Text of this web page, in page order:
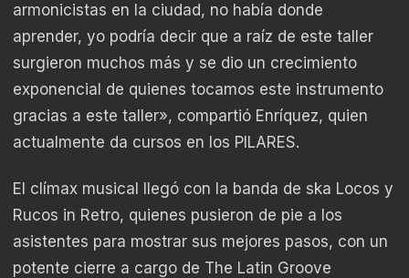
armonicistas en la ciudad, no había donde
aprender, yo podría decir que a raíz de este taller
surgieron muchos más y se dio un crecimiento
exponencial de quienes tocamos este instrumento
gracias a este taller», compartió Enríquez, quien
actualmente da cursos en los PILARES.
El clímax musical llegó con la banda de ska Locos y
Rucos in Retro, quienes pusieron de pie a los
asistentes para mostrar sus mejores pasos, con un
potente cierre a cargo de The Latin Groove